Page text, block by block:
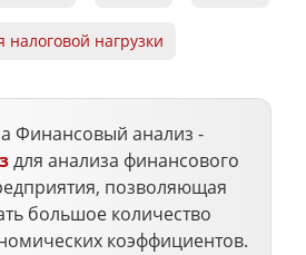
нагрузки
Финансовый анализ -
для анализа финансового
позволяющая
большое количество
коэффициентов.